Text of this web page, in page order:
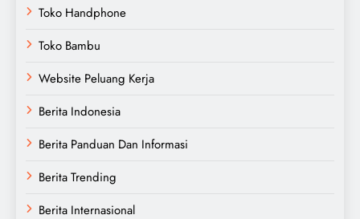
Toko Handphone
Toko Bambu
Website Peluang Kerja
Berita Indonesia
Berita Panduan Dan Informasi
Berita Trending
Berita Internasional